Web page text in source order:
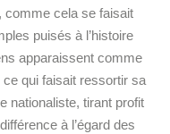
comme cela se faisait
puisés à l’histoire
apparaissent comme
qui faisait ressortir sa
nationaliste, tirant profit
à l’égard des